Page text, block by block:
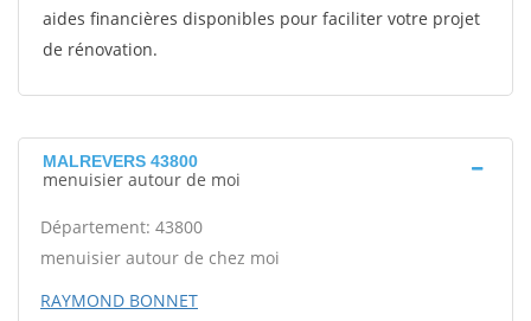
aides financières disponibles pour faciliter votre projet
de rénovation.
MALREVERS 43800
menuisier autour de moi
Département: 43800
menuisier autour de chez moi
RAYMOND BONNET